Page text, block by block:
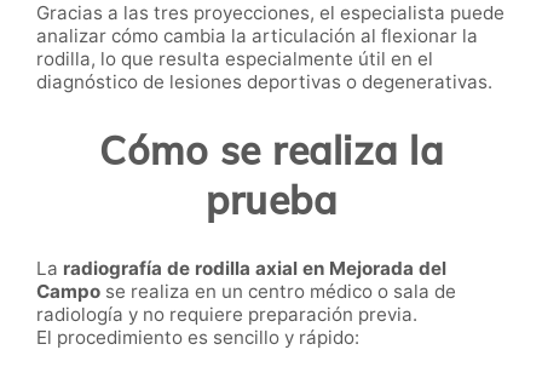
Gracias a las tres proyecciones, el especialista puede
analizar cómo cambia la articulación al flexionar la
rodilla, lo que resulta especialmente útil en el
diagnóstico de lesiones deportivas o degenerativas.
Cómo se realiza la
prueba
La radiografía de rodilla axial en Mejorada del
Campo se realiza en un centro médico o sala de
radiología y no requiere preparación previa.
El procedimiento es sencillo y rápido: